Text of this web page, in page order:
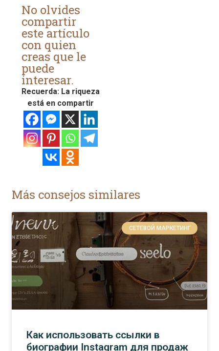
No olvides
compartir
este artículo
con quien
creas que le
puede
interesar.
Recuerda: La riqueza
está en compartir
Más consejos similares
СЕТЕВОЙ МАРКЕТИНГ
Как использовать ссылки в
биографии Instagram для продаж